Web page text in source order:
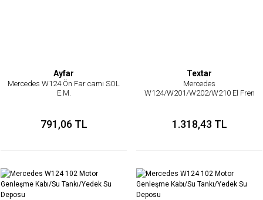
Ayfar
Mercedes W124 Ön Far camı SOL
E.M.
791,06 TL
Textar
Mercedes
W124/W201/W202/W210 El Fren
1.318,43 TL